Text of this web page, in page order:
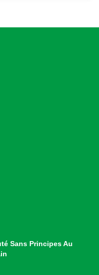
Sans Principes Au